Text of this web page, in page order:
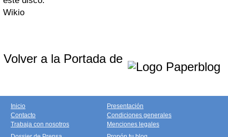
Wikio
Volver a la Portada de
Inicio
Contacto
Trabaja con nosotros
Presentación
Condiciones generales
Menciones legales